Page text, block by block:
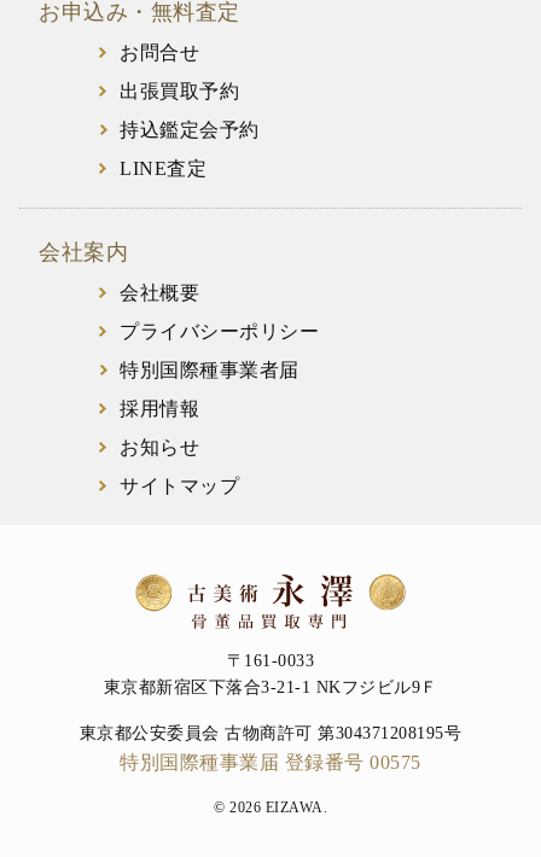
お申込み・無料査定
お問合せ
出張買取予約
持込鑑定会予約
LINE査定
会社案内
会社概要
プライバシーポリシー
特別国際種事業者届
採用情報
お知らせ
サイトマップ
〒161-0033
東京都新宿区下落合3-21-1 NKフジビル9Ｆ
東京都公安委員会 古物商許可 第304371208195号
特別国際種事業届 登録番号 00575
© 2026 EIZAWA.